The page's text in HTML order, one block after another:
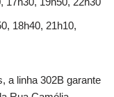
18h40, 21h10,
a linha 302B garante